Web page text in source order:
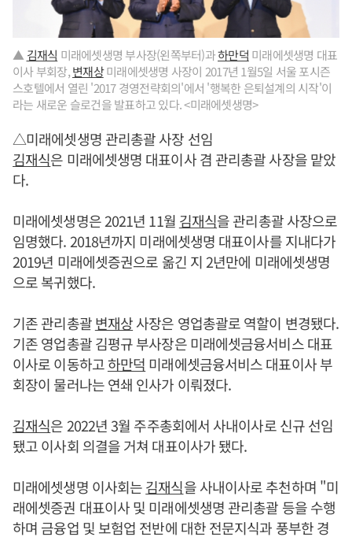
▲ 김재식 미래에셋생명 부사장(왼쪽부터)과하만덕 미래에셋생명 대표
이사 부회장,변재상미래에셋생명 사장이 2017년 1월5일 서울 포시즌
스호텔에서 열린 '2017 경영전략회의'에서 '행복한 은퇴설계의 시작'이
라는 새로운 슬로건을 발표하고 있다. <미래에셋생명>
△미래에셋생명 관리총괄 사장 선임
김재식은 미래에셋생명 대표이사 겸 관리총괄 사장을 맡았
다.
미래에셋생명은 2021년 11월 김재식을 관리총괄 사장으로
임명했다. 2018년까지 미래에셋생명 대표이사를 지내다가
2019년 미래에셋증권으로 옮긴 지 2년만에 미래에셋생명
으로 복귀했다.
기존 관리총괄변재상사장은 영업총괄로 역할이 변경됐다.
기존 영업총괄 김평규 부사장은 미래에셋금융서비스 대표
이사로 이동하고하만덕 미래에셋금융서비스 대표이사 부
회장이 물러나는 연쇄 인사가 이뤄졌다.
김재식은 2022년 3월 주주총회에서 사내이사로 신규 선임
됐고 이사회 의결을 거쳐 대표이사가 됐다.
미래에셋생명 이사회는김재식을 사내이사로 추천하며 "미
래에셋증권 대표이사 및 미래에셋생명 관리총괄 등을 수행
하며 금융업 및 보험업 전반에 대한 전문지식과 풍부한 경